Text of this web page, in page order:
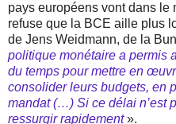
pays européens vont dans le
refuse que la BCE aille plus
de Jens Weidmann, de la
politique monétaire a permis
du temps pour mettre en
consolider leurs budgets, en
mandat (…) Si ce délai n’est
ressurgir rapidement».